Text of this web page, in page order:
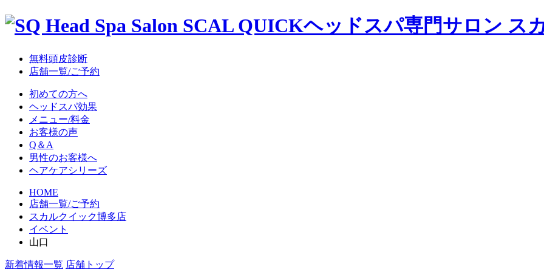
ヘッドスパ専門サロン ス
無料頭皮診断
店舗一覧/ご予約
初めての方へ
ヘッドスパ効果
メニュー/料金
お客様の声
Q＆A
男性のお客様へ
ヘアケアシリーズ
HOME
店舗一覧/ご予約
スカルクイック博多店
イベント
山口
新着情報一覧 店舗トップ